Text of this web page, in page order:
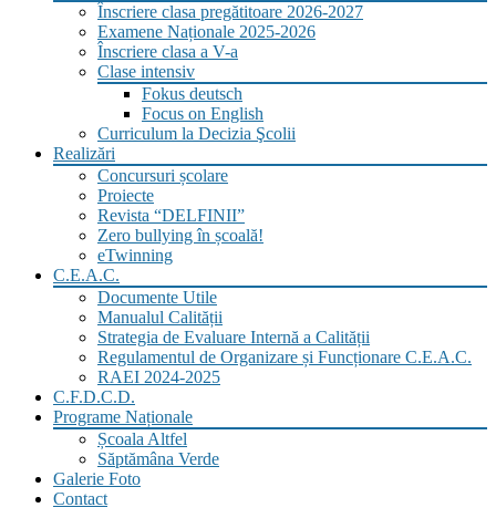
Înscriere clasa pregătitoare 2026-2027
Examene Naționale 2025-2026
Înscriere clasa a V-a
Clase intensiv
Fokus deutsch
Focus on English
Curriculum la Decizia Şcolii
Realizări
Concursuri școlare
Proiecte
Revista “DELFINII”
Zero bullying în școală!
eTwinning
C.E.A.C.
Documente Utile
Manualul Calității
Strategia de Evaluare Internă a Calității
Regulamentul de Organizare și Funcționare C.E.A.C.
RAEI 2024-2025
C.F.D.C.D.
Programe Naționale
Școala Altfel
Săptămâna Verde
Galerie Foto
Contact